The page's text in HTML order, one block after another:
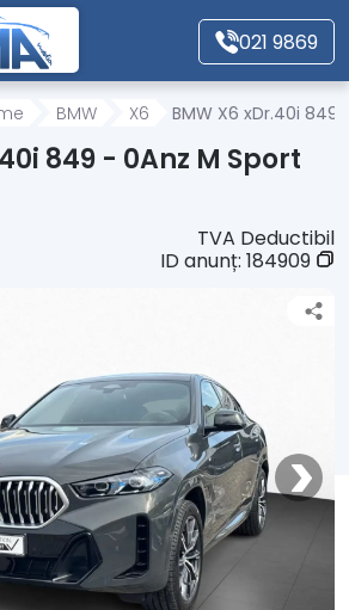
principal
021 9869
BMW X6 BMW X6 xDr.40i 849
849 - 0Anz M Sport
TVA Deductibil
ID anunț: 184909